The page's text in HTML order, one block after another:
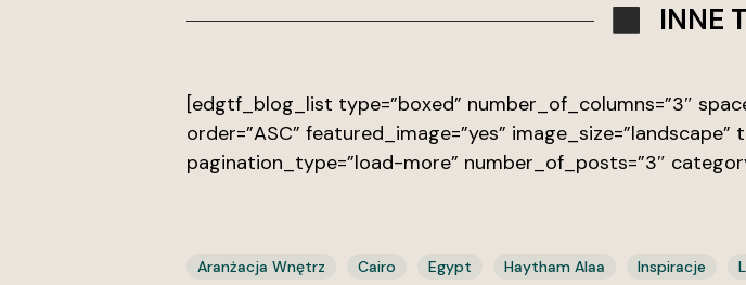
INNE
[edgtf_blog_list type=”boxed” number_of_columns=”3″
order=”ASC” featured_image=”yes”
pagination_type=”load-more” number_of_posts=”3″
Aranżacja Wnętrz Cairo Egypt Haytham Alaa Inspiracje